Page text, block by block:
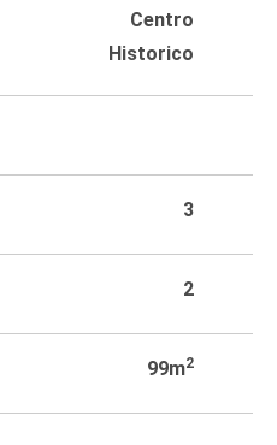
Centro
Historico
3
2
99m2